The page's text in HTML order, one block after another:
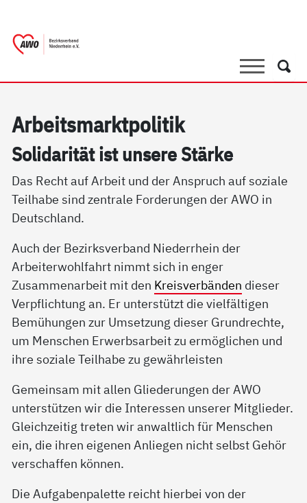
SucheSuche
Ar­beits­markt­po­li­tik
So­li­da­ri­tät ist un­se­re Stär­ke
Das Recht auf Arbeit und der Anspruch auf soziale
Teilhabe sind zentrale Forderungen der AWO in
Deutschland.
Auch der Bezirksverband Niederrhein der
Arbeiterwohlfahrt nimmt sich in enger
Zusammenarbeit mit den Kreisverbänden dieser
Verpflichtung an. Er unterstützt die vielfältigen
Bemühungen zur Umsetzung dieser Grundrechte,
um Menschen Erwerbsarbeit zu ermöglichen und
ihre soziale Teilhabe zu gewährleisten
Gemeinsam mit allen Gliederungen der AWO
unterstützen wir die Interessen unserer Mitglieder.
Gleichzeitig treten wir anwaltlich für Menschen
ein, die ihren eigenen Anliegen nicht selbst Gehör
verschaffen können.
Die Aufgabenpalette reicht hierbei von der